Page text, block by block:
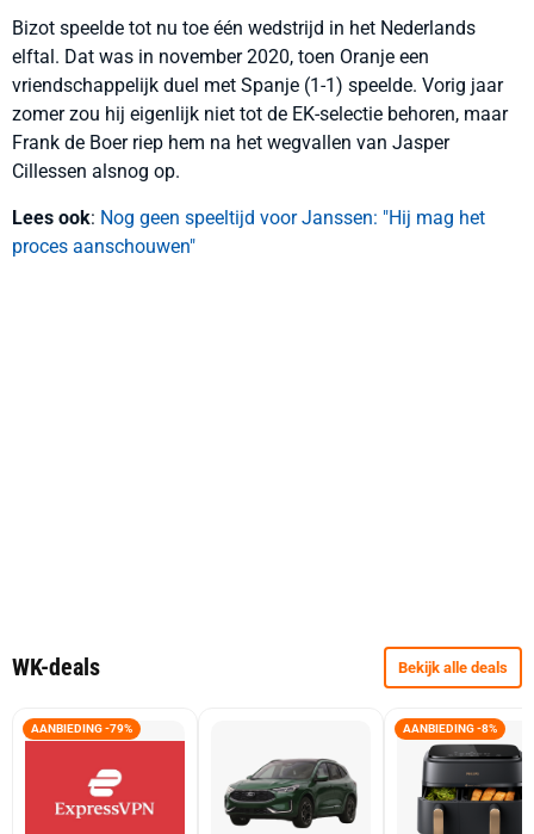
Bizot speelde tot nu toe één wedstrijd in het Nederlands
elftal. Dat was in november 2020, toen Oranje een
vriendschappelijk duel met Spanje (1-1) speelde. Vorig jaar
zomer zou hij eigenlijk niet tot de EK-selectie behoren, maar
Frank de Boer riep hem na het wegvallen van Jasper
Cillessen alsnog op.
Lees ook: Nog geen speeltijd voor Janssen: "Hij mag het
proces aanschouwen"
WK-deals Bekijk alle deals
AANBIEDING -79% AANBIEDING -8%